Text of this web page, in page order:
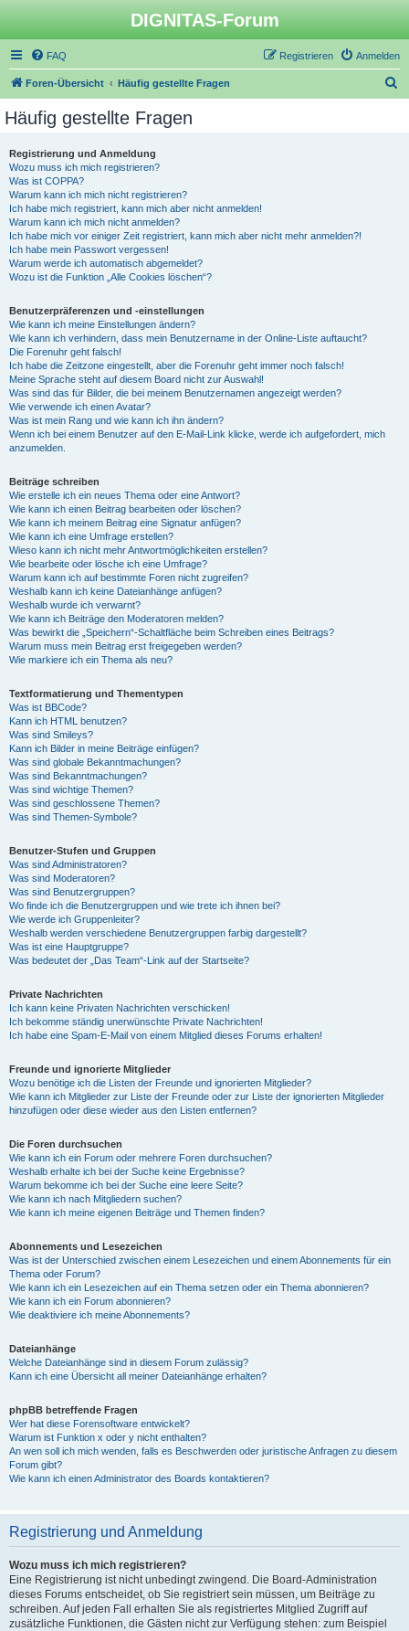
DIGNITAS-Forum
FAQ Anmelden
Registrieren
Foren-Übersicht Häufig gestellte Fragen
Häufig gestellte Fragen
Registrierung und Anmeldung
Wozu muss ich mich registrieren?
Was ist COPPA?
Warum kann ich mich nicht registrieren?
Ich habe mich registriert, kann mich aber nicht anmelden!
Warum kann ich mich nicht anmelden?
Ich habe mich vor einiger Zeit registriert, kann mich aber nicht mehr anmelden?!
Ich habe mein Passwort vergessen!
Warum werde ich automatisch abgemeldet?
Wozu ist die Funktion „Alle Cookies löschen“?
Benutzerpräferenzen und -einstellungen
Wie kann ich meine Einstellungen ändern?
Wie kann ich verhindern, dass mein Benutzername in der Online-Liste auftaucht?
Die Forenuhr geht falsch!
Ich habe die Zeitzone eingestellt, aber die Forenuhr geht immer noch falsch!
Meine Sprache steht auf diesem Board nicht zur Auswahl!
Was sind das für Bilder, die bei meinem Benutzernamen angezeigt werden?
Wie verwende ich einen Avatar?
Was ist mein Rang und wie kann ich ihn ändern?
Wenn ich bei einem Benutzer auf den E-Mail-Link klicke, werde ich aufgefordert, mich
anzumelden.
Beiträge schreiben
Wie erstelle ich ein neues Thema oder eine Antwort?
Wie kann ich einen Beitrag bearbeiten oder löschen?
Wie kann ich meinem Beitrag eine Signatur anfügen?
Wie kann ich eine Umfrage erstellen?
Wieso kann ich nicht mehr Antwortmöglichkeiten erstellen?
Wie bearbeite oder lösche ich eine Umfrage?
Warum kann ich auf bestimmte Foren nicht zugreifen?
Weshalb kann ich keine Dateianhänge anfügen?
Weshalb wurde ich verwarnt?
Wie kann ich Beiträge den Moderatoren melden?
Was bewirkt die „Speichern“-Schaltfläche beim Schreiben eines Beitrags?
Warum muss mein Beitrag erst freigegeben werden?
Wie markiere ich ein Thema als neu?
Textformatierung und Thementypen
Was ist BBCode?
Kann ich HTML benutzen?
Was sind Smileys?
Kann ich Bilder in meine Beiträge einfügen?
Was sind globale Bekanntmachungen?
Was sind Bekanntmachungen?
Was sind wichtige Themen?
Was sind geschlossene Themen?
Was sind Themen-Symbole?
Benutzer-Stufen und Gruppen
Was sind Administratoren?
Was sind Moderatoren?
Was sind Benutzergruppen?
Wo finde ich die Benutzergruppen und wie trete ich ihnen bei?
Wie werde ich Gruppenleiter?
Weshalb werden verschiedene Benutzergruppen farbig dargestellt?
Was ist eine Hauptgruppe?
Was bedeutet der „Das Team“-Link auf der Startseite?
Private Nachrichten
Ich kann keine Privaten Nachrichten verschicken!
Ich bekomme ständig unerwünschte Private Nachrichten!
Ich habe eine Spam-E-Mail von einem Mitglied dieses Forums erhalten!
Freunde und ignorierte Mitglieder
Wozu benötige ich die Listen der Freunde und ignorierten Mitglieder?
Wie kann ich Mitglieder zur Liste der Freunde oder zur Liste der ignorierten Mitglieder
hinzufügen oder diese wieder aus den Listen entfernen?
Die Foren durchsuchen
Wie kann ich ein Forum oder mehrere Foren durchsuchen?
Weshalb erhalte ich bei der Suche keine Ergebnisse?
Warum bekomme ich bei der Suche eine leere Seite?
Wie kann ich nach Mitgliedern suchen?
Wie kann ich meine eigenen Beiträge und Themen finden?
Abonnements und Lesezeichen
Was ist der Unterschied zwischen einem Lesezeichen und einem Abonnements für ein
Thema oder Forum?
Wie kann ich ein Lesezeichen auf ein Thema setzen oder ein Thema abonnieren?
Wie kann ich ein Forum abonnieren?
Wie deaktiviere ich meine Abonnements?
Dateianhänge
Welche Dateianhänge sind in diesem Forum zulässig?
Kann ich eine Übersicht all meiner Dateianhänge erhalten?
phpBB betreffende Fragen
Wer hat diese Forensoftware entwickelt?
Warum ist Funktion x oder y nicht enthalten?
An wen soll ich mich wenden, falls es Beschwerden oder juristische Anfragen zu diesem
Forum gibt?
Wie kann ich einen Administrator des Boards kontaktieren?
Registrierung und Anmeldung
Wozu muss ich mich registrieren?
Eine Registrierung ist nicht unbedingt zwingend. Die Board-Administration
dieses Forums entscheidet, ob Sie registriert sein müssen, um Beiträge zu
schreiben. Auf jeden Fall erhalten Sie als registriertes Mitglied Zugriff auf
zusätzliche Funktionen, die Gästen nicht zur Verfügung stehen: zum Beispiel